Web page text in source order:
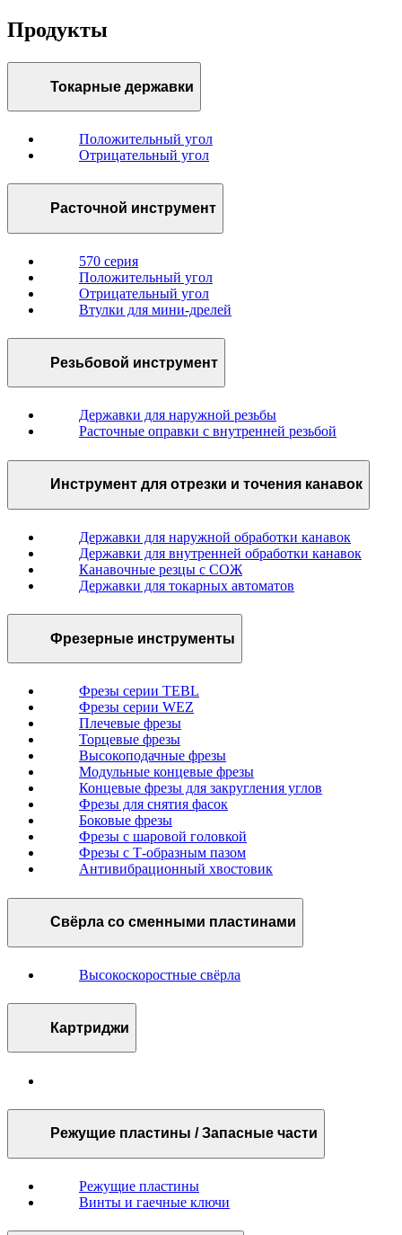
Продукты
Токарные державки
Положительный угол
Отрицательный угол
Расточной инструмент
570 серия
Положительный угол
Отрицательный угол
Втулки для мини-дрелей
Резьбовой инструмент
Державки для наружной резьбы
Расточные оправки с внутренней резьбой
Инструмент для отрезки и точения канавок
Державки для наружной обработки канавок
Державки для внутренней обработки канавок
Канавочные резцы с СОЖ
Державки для токарных автоматов
Фрезерные инструменты
Фрезы серии TEBL
Фрезы серии WEZ
Плечевые фрезы
Торцевые фрезы
Высокоподачные фрезы
Модульные концевые фрезы
Концевые фрезы для закругления углов
Фрезы для снятия фасок
Боковые фрезы
Фрезы с шаровой головкой
Фрезы с Т-образным пазом
Антивибрационный хвостовик
Свёрла со сменными пластинами
Высокоскоростные свёрла
Картриджи
Режущие пластины / Запасные части
Режущие пластины
Винты и гаечные ключи